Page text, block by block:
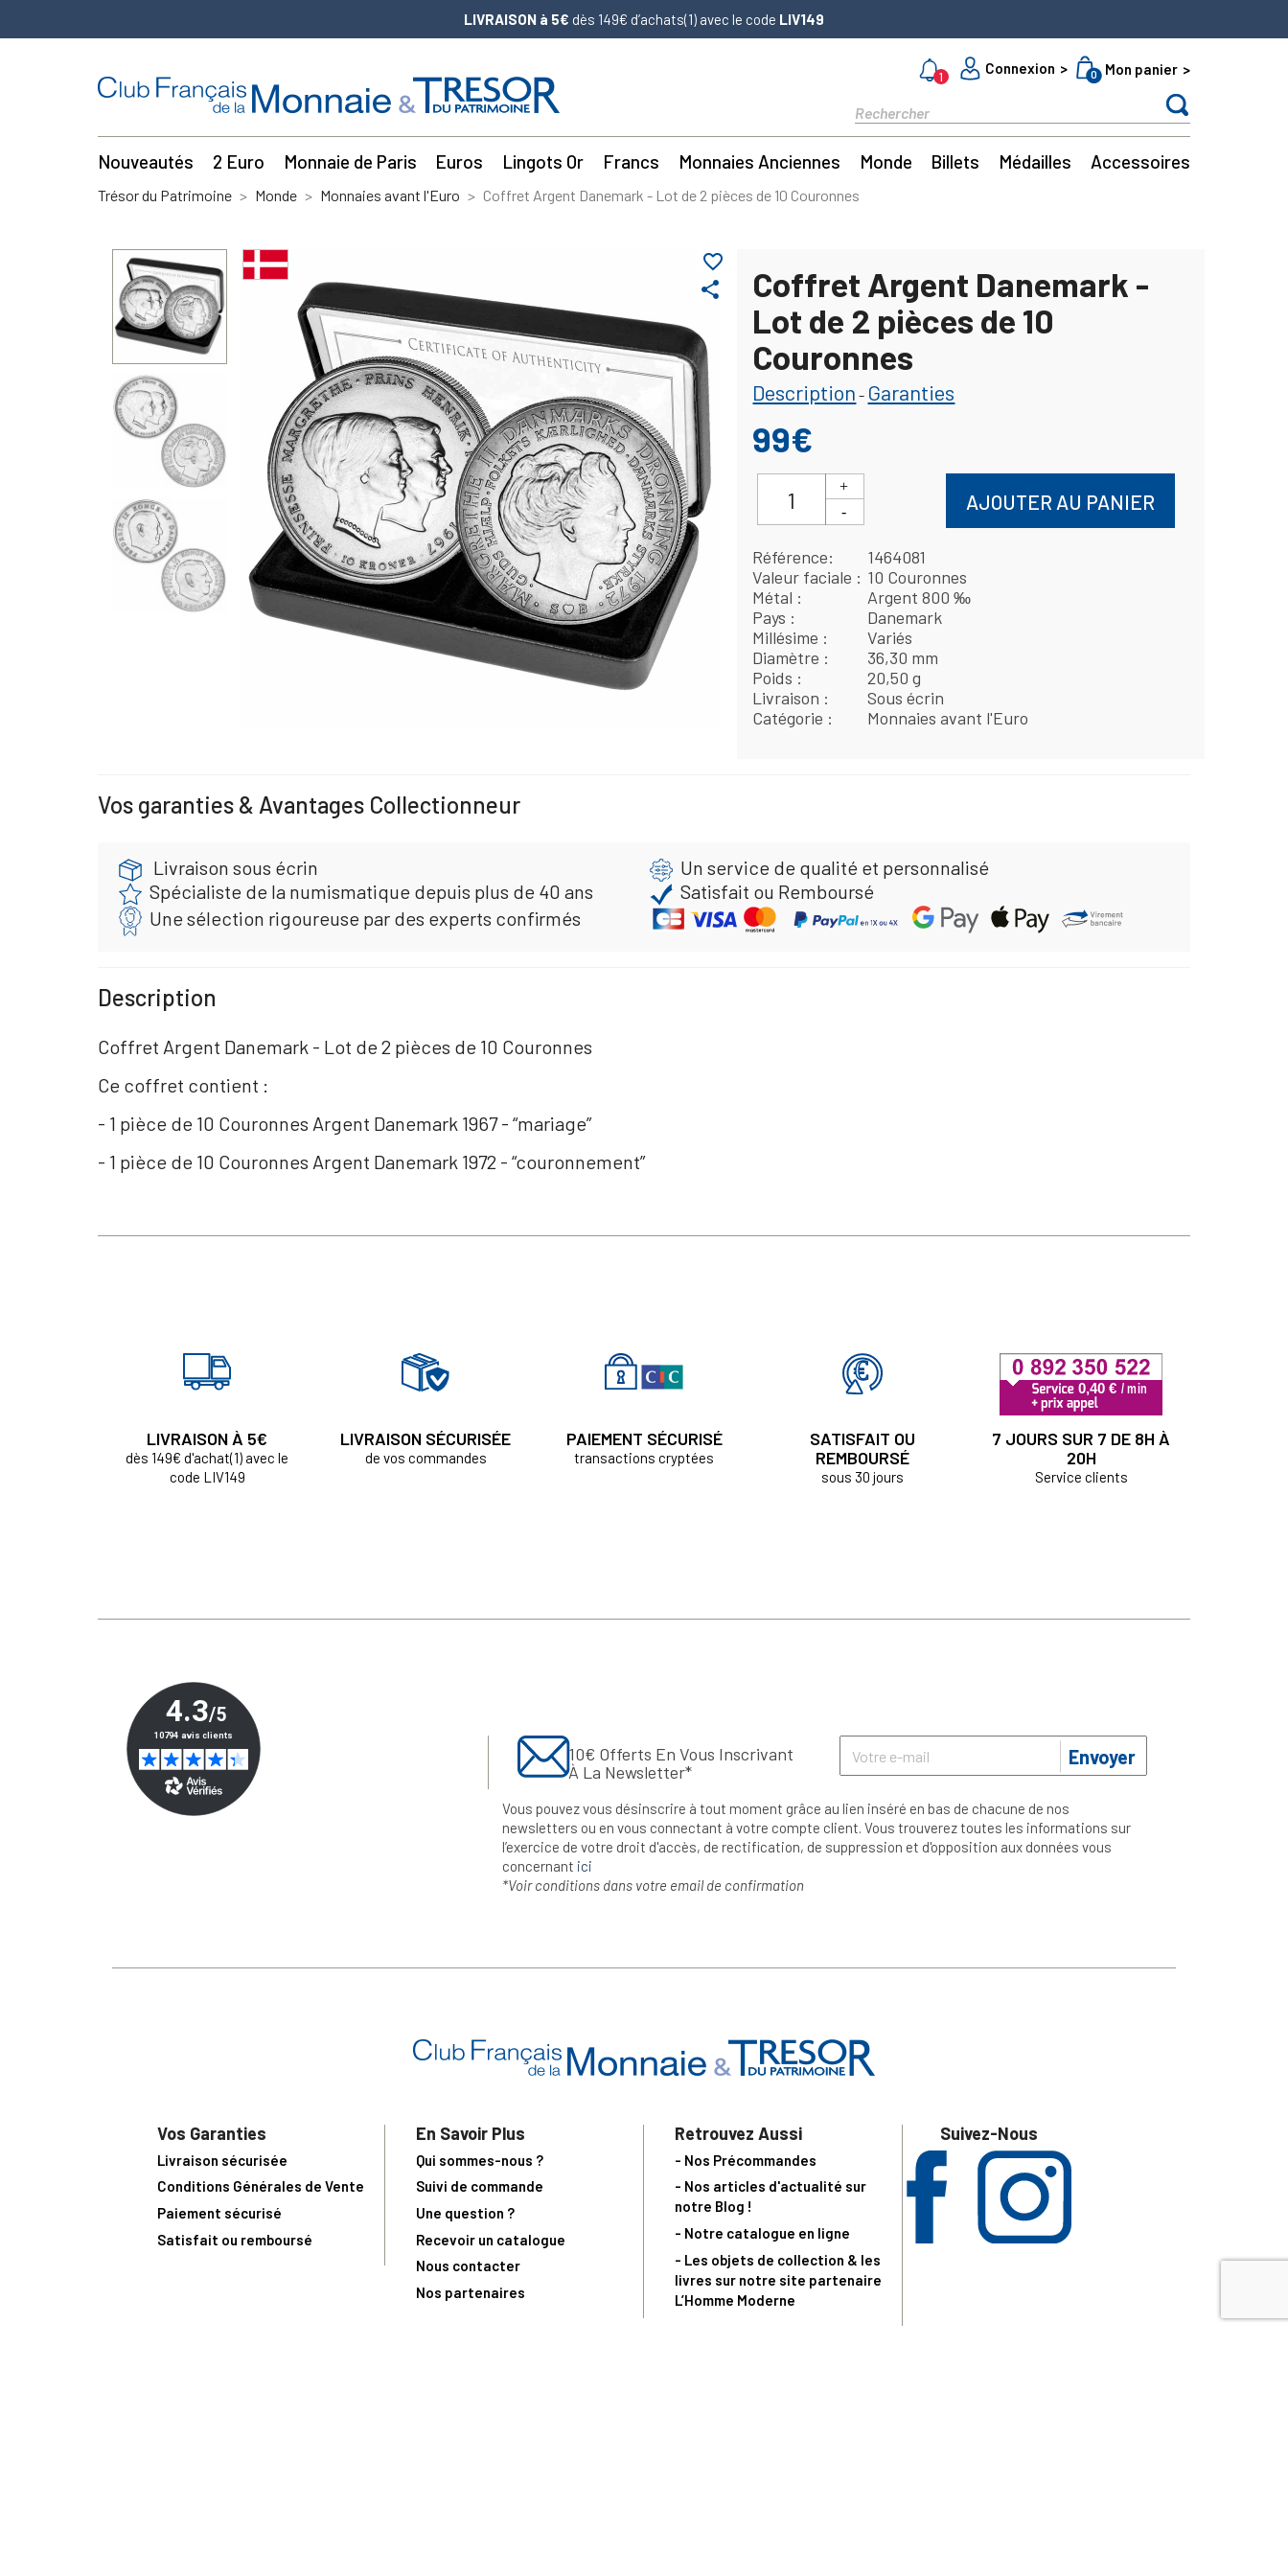
LIVRAISON à 5€ dès 149€ d’achats(1) avec le code LIV149
1
Connexion 0 Mon panier
Nouveautés 2 Euro Monnaie de Paris Euros Lingots Or Francs Monnaies Anciennes Monde Billets Médailles Accessoires
Trésor du Patrimoine Monde Monnaies avant l'Euro Coffret Argent Danemark - Lot de 2 pièces de 10 Couronnes
share
favorite_border
Coffret Argent Danemark -
Lot de 2 pièces de 10
Couronnes
Description - Garanties
99€
AJOUTER AU PANIER
Référence
1464081
Valeur faciale
10 Couronnes
Métal
Argent 800 ‰
Pays
Danemark
Millésime
Variés
Diamètre
36,30 mm
Poids
20,50 g
Livraison
Sous écrin
Catégorie
Monnaies avant l'Euro
Vos garanties & Avantages Collectionneur
Livraison sous écrin
Un service de qualité et personnalisé
Spécialiste de la numismatique depuis plus de 40 ans
Satisfait ou Remboursé
Une sélection rigoureuse par des experts confirmés
Description
Coffret Argent Danemark - Lot de 2 pièces de 10 Couronnes
Ce coffret contient :
- 1 pièce de 10 Couronnes Argent Danemark 1967 - “mariage”
- 1 pièce de 10 Couronnes Argent Danemark 1972 - “couronnement”
LIVRAISON À 5€
dès 149€ d'achat(1) avec le
code LIV149
LIVRAISON SÉCURISÉE
de vos commandes
PAIEMENT SÉCURISÉ
transactions cryptées
SATISFAIT OU
REMBOURSÉ
sous 30 jours
7 JOURS SUR 7 DE 8H À
20H
Service clients
10€ Offerts En Vous Inscrivant
À La Newsletter*
Envoyer
Vous pouvez vous désinscrire à tout moment grâce au lien inséré en bas de chacune de nos
newsletters ou en vous connectant à votre compte client. Vous trouverez toutes les informations sur
l’exercice de votre droit d'accès, de rectification, de suppression et d'opposition aux données vous
concernant ici
*Voir conditions dans votre email de confirmation
Vos Garanties
Livraison sécurisée
Conditions Générales de Vente
Paiement sécurisé
Satisfait ou remboursé
En Savoir Plus
Qui sommes-nous ?
Suivi de commande
Une question ?
Recevoir un catalogue
Nous contacter
Nos partenaires
Retrouvez Aussi
- Nos Précommandes
- Nos articles d'actualité sur
notre Blog !
- Notre catalogue en ligne
- Les objets de collection & les
livres sur notre site partenaire
L’Homme Moderne
Suivez-Nous